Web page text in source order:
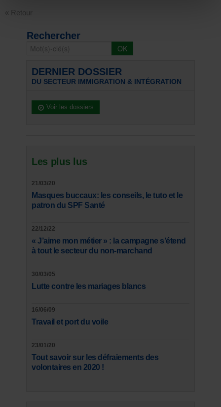
« Retour
Rechercher
DERNIER DOSSIER
DU SECTEUR IMMIGRATION & INTÉGRATION
Voir les dossiers
Les plus lus
21/03/20
Masques buccaux: les conseils, le tuto et le
patron du SPF Santé
22/12/22
« J’aime mon métier » : la campagne s’étend
à tout le secteur du non-marchand
30/03/05
Lutte contre les mariages blancs
16/06/09
Travail et port du voile
23/01/20
Tout savoir sur les défraiements des
volontaires en 2020 !